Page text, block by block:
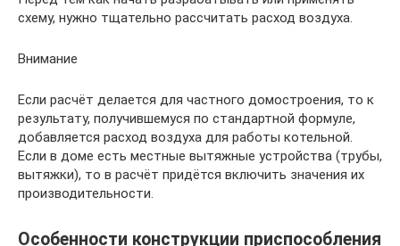
схему, нужно тщательно рассчитать расход воздуха.
Внимание
Если расчёт делается для частного домостроения, то к
результату, получившемуся по стандартной формуле,
добавляется расход воздуха для работы котельной.
Если в доме есть местные вытяжные устройства (трубы,
вытяжки), то в расчёт придётся включить значения их
производительности.
Особенности конструкции приспособления